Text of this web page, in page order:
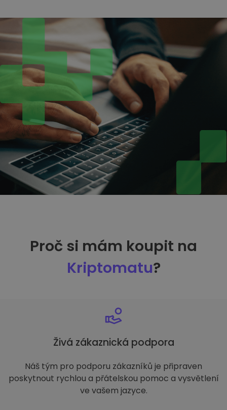
Proč si mám koupit na
Kriptomatu?
Živá zákaznická podpora
Náš tým pro podporu zákazníků je připraven
poskytnout rychlou a přátelskou pomoc a vysvětlení
ve vašem jazyce.